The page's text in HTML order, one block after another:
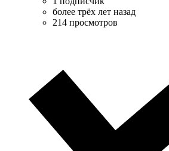
более трёх лет назад
214 просмотров